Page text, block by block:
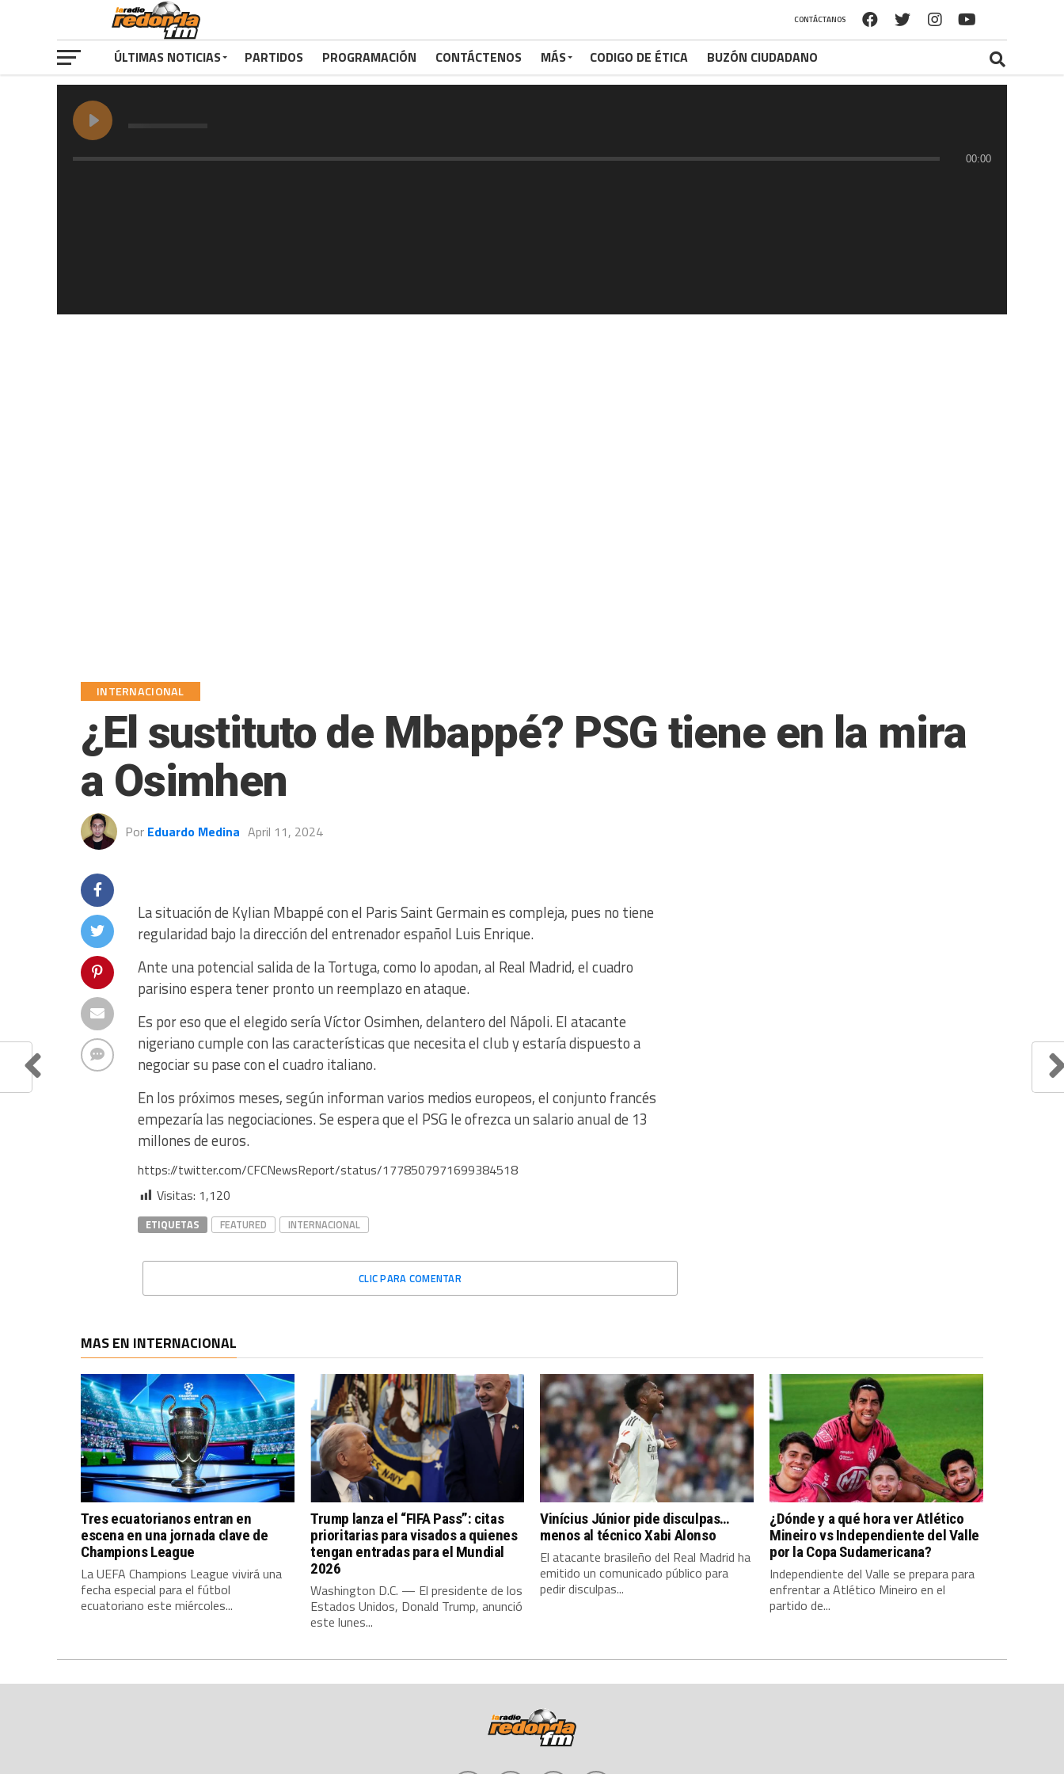
00:00
CONTÁCTANOS
ÚLTIMAS NOTICIAS PARTIDOS PROGRAMACIÓN CONTÁCTENOS MÁS CODIGO DE ÉTICA BUZÓN CIUDADANO
INTERNACIONAL
¿El sustituto de Mbappé? PSG tiene en la mira
a Osimhen
Por Eduardo Medina April 11, 2024
La situación de Kylian Mbappé con el Paris Saint Germain es compleja, pues no tiene
regularidad bajo la dirección del entrenador español Luis Enrique.
Ante una potencial salida de la Tortuga, como lo apodan, al Real Madrid, el cuadro
parisino espera tener pronto un reemplazo en ataque.
Es por eso que el elegido sería Víctor Osimhen, delantero del Nápoli. El atacante
nigeriano cumple con las características que necesita el club y estaría dispuesto a
negociar su pase con el cuadro italiano.
En los próximos meses, según informan varios medios europeos, el conjunto francés
empezaría las negociaciones. Se espera que el PSG le ofrezca un salario anual de 13
millones de euros.
https://twitter.com/CFCNewsReport/status/1778507971699384518
Visitas: 1,120
ETIQUETAS FEATURED INTERNACIONAL
CLIC PARA COMENTAR
MAS EN INTERNACIONAL
Tres ecuatorianos entran en
escena en una jornada clave de
Champions League
La UEFA Champions League vivirá una
fecha especial para el fútbol
ecuatoriano este miércoles...
Trump lanza el “FIFA Pass”: citas
prioritarias para visados a quienes
tengan entradas para el Mundial
2026
Washington D.C. — El presidente de los
Estados Unidos, Donald Trump, anunció
este lunes...
Vinícius Júnior pide disculpas…
menos al técnico Xabi Alonso
El atacante brasileño del Real Madrid ha
emitido un comunicado público para
pedir disculpas...
¿Dónde y a qué hora ver Atlético
Mineiro vs Independiente del Valle
por la Copa Sudamericana?
Independiente del Valle se prepara para
enfrentar a Atlético Mineiro en el
partido de...